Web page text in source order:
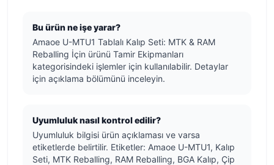
Bu ürün ne işe yarar?
Amaoe U-MTU1 Tablalı Kalıp Seti: MTK & RAM
Reballing İçin ürünü Tamir Ekipmanları
kategorisindeki işlemler için kullanılabilir. Detaylar
için açıklama bölümünü inceleyin.
Uyumluluk nasıl kontrol edilir?
Uyumluluk bilgisi ürün açıklaması ve varsa
etiketlerde belirtilir. Etiketler: Amaoe U-MTU1, Kalıp
Seti, MTK Reballing, RAM Reballing, BGA Kalıp, Çip